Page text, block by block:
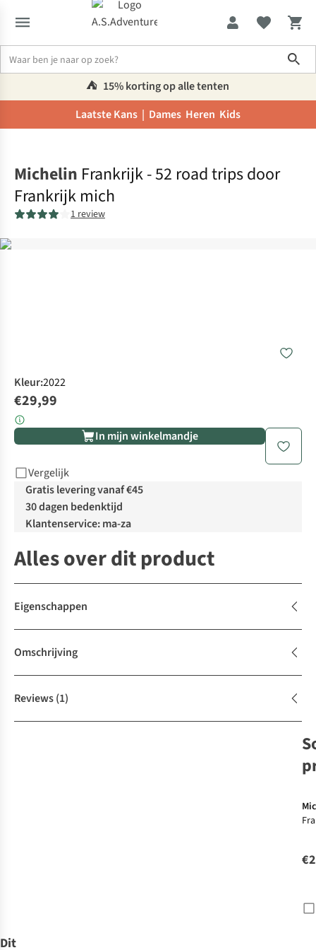
⛺️ 15% korting op alle tenten
Laatste Kans | Dames Heren Kids
Michelin Frankrijk - 52 road trips door
Frankrijk mich
1 review
Kleur:2022
€29,99
In mijn winkelmandje
Vergelijk
Gratis levering vanaf €45
30 dagen bedenktijd
Klantenservice: ma-za
Alles over dit product
Eigenschappen
Omschrijving
Reviews(1)
Dit